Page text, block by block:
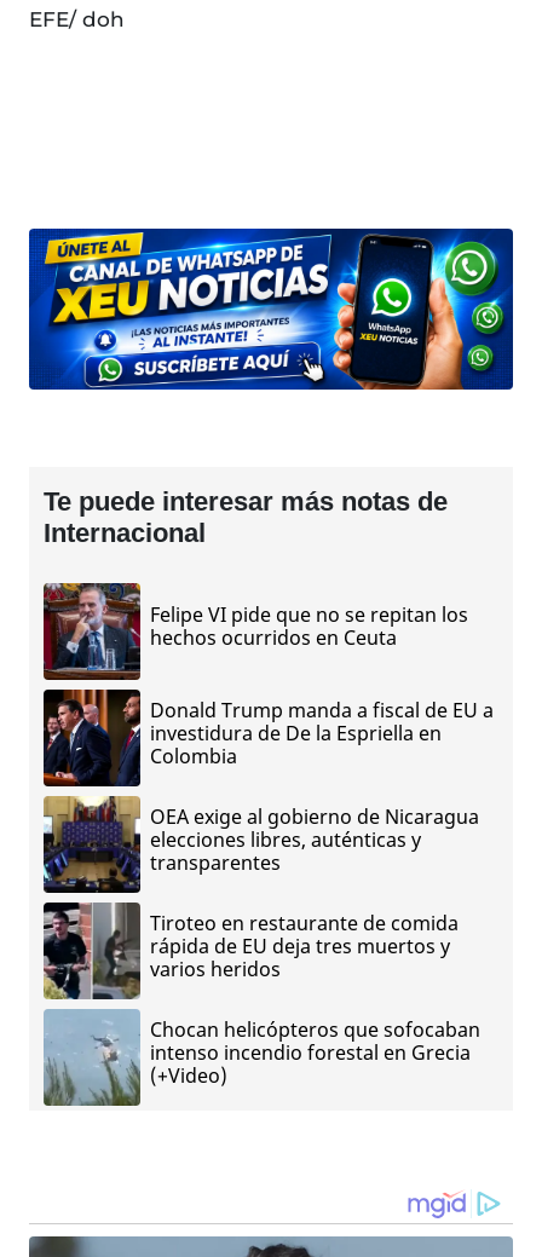
EFE/ doh
Te puede interesar más notas de
Internacional
Felipe VI pide que no se repitan los
hechos ocurridos en Ceuta
Donald Trump manda a fiscal de EU a
investidura de De la Espriella en
Colombia
OEA exige al gobierno de Nicaragua
elecciones libres, auténticas y
transparentes
Tiroteo en restaurante de comida
rápida de EU deja tres muertos y
varios heridos
Chocan helicópteros que sofocaban
intenso incendio forestal en Grecia
(+Video)